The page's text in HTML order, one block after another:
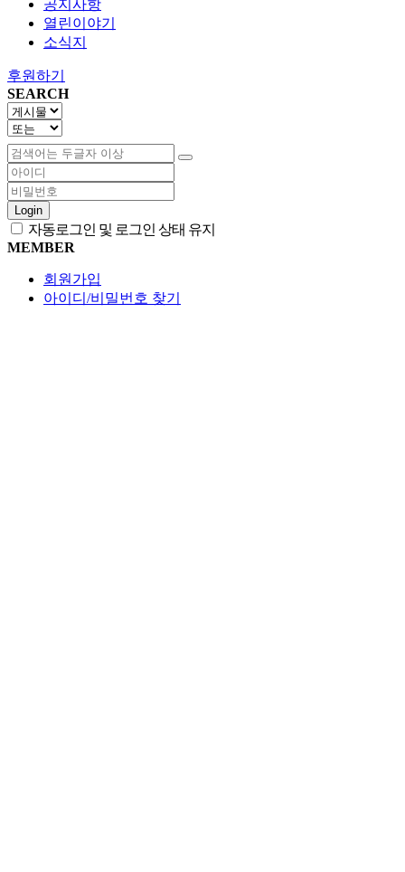
공지사항
열린이야기
소식지
후원하기
SEARCH
Login
자동로그인 및 로그인 상태 유지
MEMBER
회원가입
아이디/비밀번호 찾기